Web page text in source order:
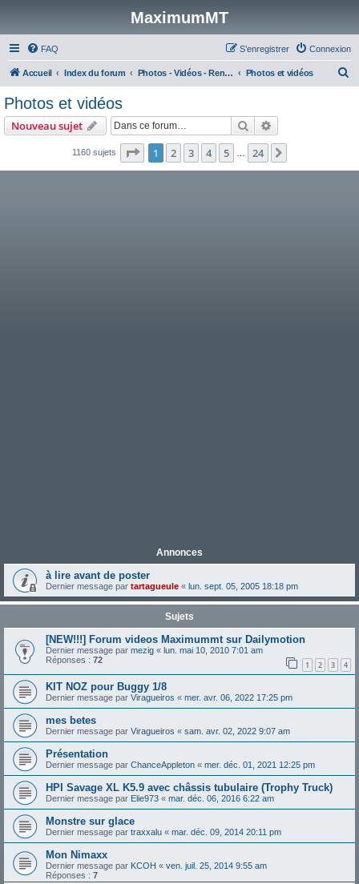
MaximumMT
FAQ Connexion
S’enregistrer
Accueil Index du forum Photos - Vidéos - Rencontres modélisme Photos et vidéos
Photos et vidéos
Nouveau sujet Rechercher
1160 sujets Page 1sur24
1 2 3 4 5 24
Annonces
à lire avant de poster
Dernier message par tartagueule « lun. sept. 05, 2005 18:18 pm
Sujets
[NEW!!!] Forum videos Maximummt sur Dailymotion
Dernier message par mezig « lun. mai 10, 2010 7:01 am
Réponses : 72 1 2 3 4
KIT NOZ pour Buggy 1/8
Dernier message par Viragueiros « mer. avr. 06, 2022 17:25 pm
mes betes
Dernier message par Viragueiros « sam. avr. 02, 2022 9:07 am
Présentation
Dernier message par ChanceAppleton « mer. déc. 01, 2021 12:25 pm
HPI Savage XL K5.9 avec châssis tubulaire (Trophy Truck)
Dernier message par Elie973 « mar. déc. 06, 2016 6:22 am
Monstre sur glace
Dernier message par traxxalu « mar. déc. 09, 2014 20:11 pm
Mon Nimaxx
Dernier message par KCOH « ven. juil. 25, 2014 9:55 am
Réponses : 7